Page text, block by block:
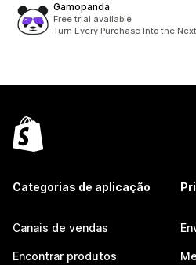
Gamopanda
Free trial available
Turn Every Purchase Into the
Categorias de aplicação
Canais de vendas
Encontrar produtos